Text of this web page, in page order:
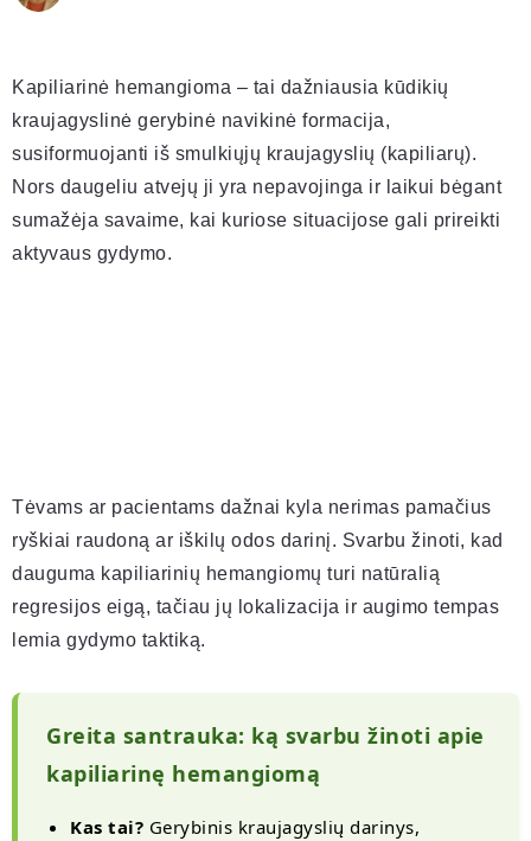
Kapiliarinė hemangioma – tai dažniausia kūdikių
kraujagyslinė gerybinė navikinė formacija,
susiformuojanti iš smulkiųjų kraujagyslių (kapiliarų).
Nors daugeliu atvejų ji yra nepavojinga ir laikui bėgant
sumažėja savaime, kai kuriose situacijose gali prireikti
aktyvaus gydymo.
Tėvams ar pacientams dažnai kyla nerimas pamačius
ryškiai raudoną ar iškilų odos darinį. Svarbu žinoti, kad
dauguma kapiliarinių hemangiomų turi natūralią
regresijos eigą, tačiau jų lokalizacija ir augimo tempas
lemia gydymo taktiką.
Greita santrauka: ką svarbu žinoti apie
kapiliarinę hemangiomą
Kas tai? Gerybinis kraujagyslių darinys,